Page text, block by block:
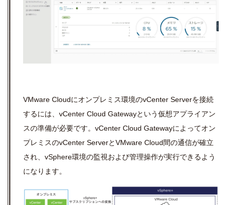
VMware Cloudにオンプレミス環境のvCenter Serverを接続
するには、 vCenter Cloud Gatewayという仮想アプライアン
スの準備が必要です。vCenter Cloud Gatewayによってオン
プレミスのvCenter ServerとVMware Cloud間の通信が確立
され、 vSphere環境の監視および管理操作が実行できるよう
になります。